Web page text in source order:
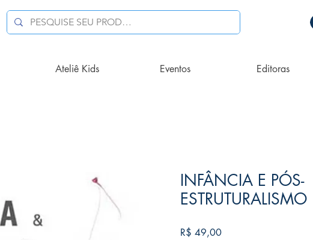
Ateliê Kids Eventos Editoras
INFÂNCIA E PÓS-
ESTRUTURALISMO
R$ 49,00Preço